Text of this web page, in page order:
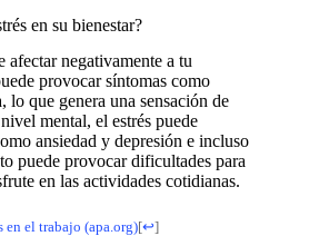
en su bienestar?
afectar negativamente a tu
provocar síntomas como
lo que genera una sensación de
mental, el estrés puede
ansiedad y depresión e incluso
puede provocar dificultades para
en las actividades cotidianas.
en el trabajo (apa.org)[↩]